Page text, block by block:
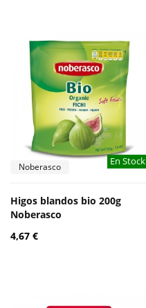
En Stock
Noberasco
Higos blandos bio 200g
Noberasco
4,67 €